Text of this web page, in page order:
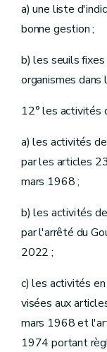
a) une liste
bonne gestion ;
b) les seuils
organismes dans
12° les activités
a) les activités
par les articles
mars 1968 ;
b) les activités
par l'arrêté du
2022 ;
c) les activités
visées aux
mars 1968 et
1974 portant